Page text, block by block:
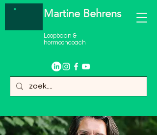
Martine Behrens
Loopbaan &
hormooncoach